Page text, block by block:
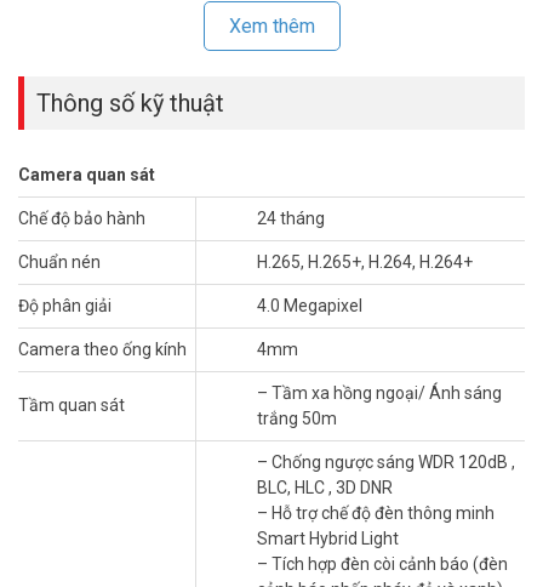
Tại Sao Bạn Nên Chọn Camera Hikvision
DS-2CD1B47G2H-LIUF/SRB?
Hình ảnh sắc nét 24/7:
Công nghệ ColorVu đảm bảo hình
ảnh có màu sắc sống động ngay cả trong điều kiện ánh sáng
yếu.
Phát hiện người và phương tiện:
tập trung vào các mối đe dọa thực sự.
Đèn và còi báo động tích hợp giúp răn
Chống chịu thời tiết khắc nghiệt:Tiêu chuẩn IP67 đảm bảo
hoạt động ổn định ngoài trời.
Xem thêm
Thông số kỹ thuật
Camera quan sát
Chế độ bảo hành 24 tháng
Chuẩn nén H.265, H.265+, H.264, H.264+
Độ phân giải 4.0 Megapixel
Camera theo ống kính 4mm
Tầm quan sát
– Tầm xa hồng ngoại/ Ánh sáng
trắng 50m
– Chống ngược sáng WDR 120dB ,
BLC, HLC , 3D DNR
– Hỗ trợ chế độ đèn thông minh
Smart Hybrid Light
– Tích hợp đèn còi cảnh báo (đèn